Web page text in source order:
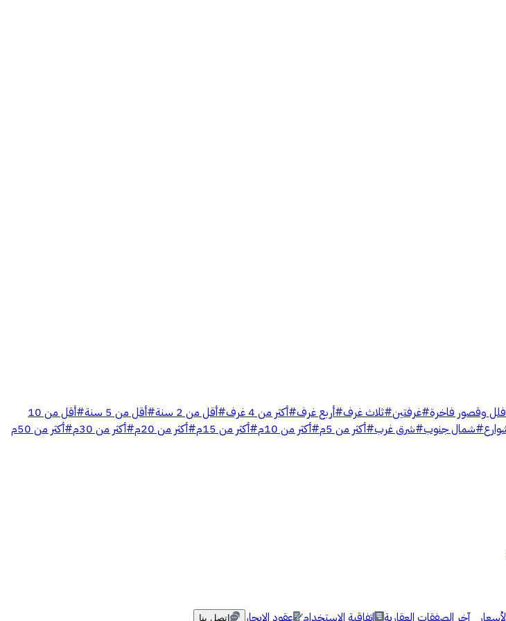
فلل وقصور فاخرة#غرفتين#ثلاث غرف#أربع غرف#أكثر من 4 غرف #أقل من 2 سنة #أقل من 5 سنة #
أقل من 10
#شمال جنوب#شرق غرب#أكثر من 5م #أكثر من 10م #أكثر من 15م #أكثر من 20م #أكثر من 30م #أكثر من 50م
آخر الصفقات العقارية اتفاقية الاستخدام عقود الإيجار اتصل بنا